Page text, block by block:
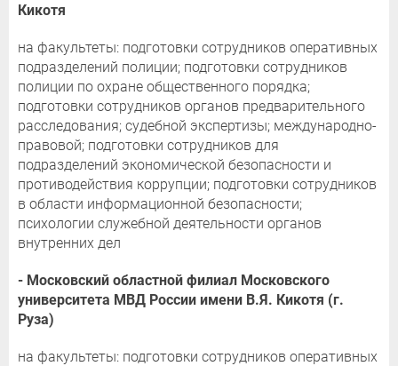
Кикотя
на факультеты: подготовки сотрудников оперативных
подразделений полиции; подготовки сотрудников
полиции по охране общественного порядка;
подготовки сотрудников органов предварительного
расследования; судебной экспертизы; международно-
правовой; подготовки сотрудников для
подразделений экономической безопасности и
противодействия коррупции; подготовки сотрудников
в области информационной безопасности;
психологии служебной деятельности органов
внутренних дел
- Московский областной филиал Московского
университета МВД России имени В.Я. Кикотя (г.
Руза)
на факультеты: подготовки сотрудников оперативных